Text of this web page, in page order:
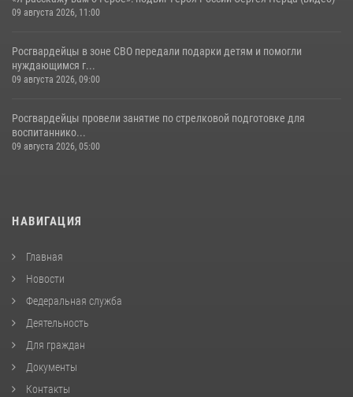
09 августа 2026, 11:00
Росгвардейцы в зоне СВО передали подарки детям и помогли
нуждающимся г...
09 августа 2026, 09:00
Росгвардейцы провели занятие по стрелковой подготовке для
воспитаннико...
09 августа 2026, 05:00
НАВИГАЦИЯ
Главная
Новости
Федеральная служба
Деятельность
Для граждан
Документы
Контакты